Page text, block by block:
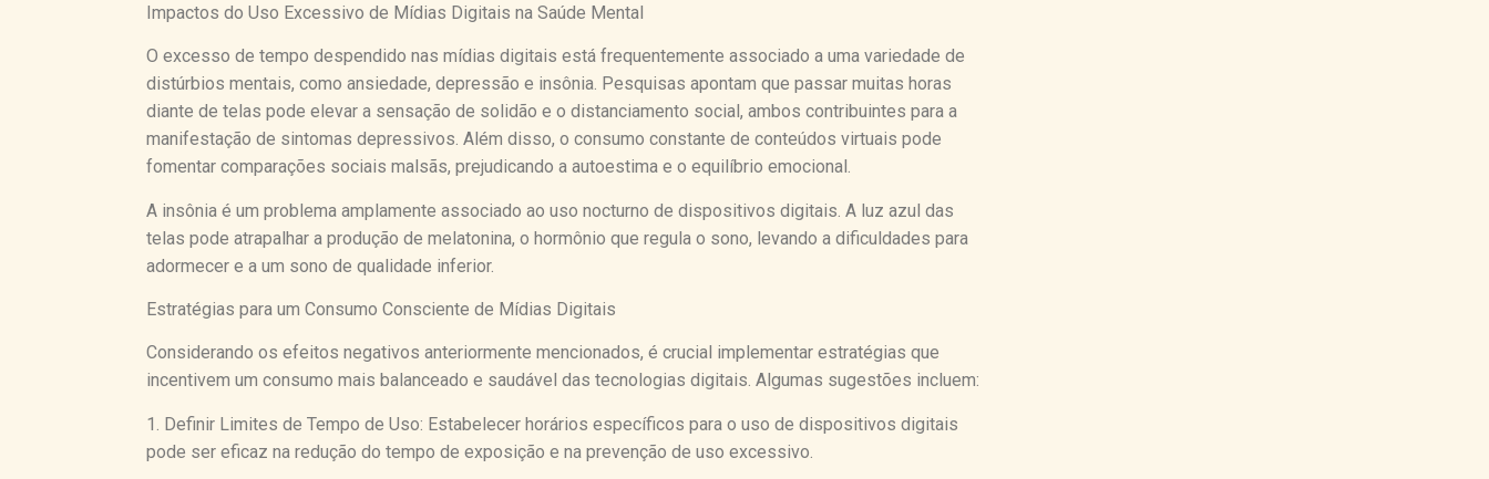
Impactos do Uso Excessivo de Mídias Digitais na Saúde Mental
O excesso de tempo despendido nas mídias digitais está frequentemente associado a uma variedade de
distúrbios mentais, como ansiedade, depressão e insônia. Pesquisas apontam que passar muitas horas
diante de telas pode elevar a sensação de solidão e o distanciamento social, ambos contribuintes para a
manifestação de sintomas depressivos. Além disso, o consumo constante de conteúdos virtuais pode
fomentar comparações sociais malsãs, prejudicando a autoestima e o equilíbrio emocional.
A insônia é um problema amplamente associado ao uso nocturno de dispositivos digitais. A luz azul das
telas pode atrapalhar a produção de melatonina, o hormônio que regula o sono, levando a dificuldades para
adormecer e a um sono de qualidade inferior.
Estratégias para um Consumo Consciente de Mídias Digitais
Considerando os efeitos negativos anteriormente mencionados, é crucial implementar estratégias que
incentivem um consumo mais balanceado e saudável das tecnologias digitais. Algumas sugestões incluem:
1. Definir Limites de Tempo de Uso: Estabelecer horários específicos para o uso de dispositivos digitais
pode ser eficaz na redução do tempo de exposição e na prevenção de uso excessivo.